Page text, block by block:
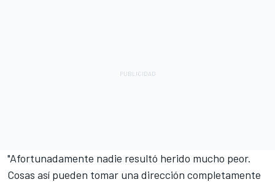
"Afortunadamente nadie resultó herido mucho peor.
Cosas así pueden tomar una dirección completamente